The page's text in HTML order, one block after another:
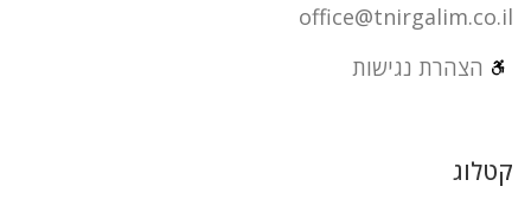
office@tnirgalim.co.il
הצהרת נגישות
קטלוג